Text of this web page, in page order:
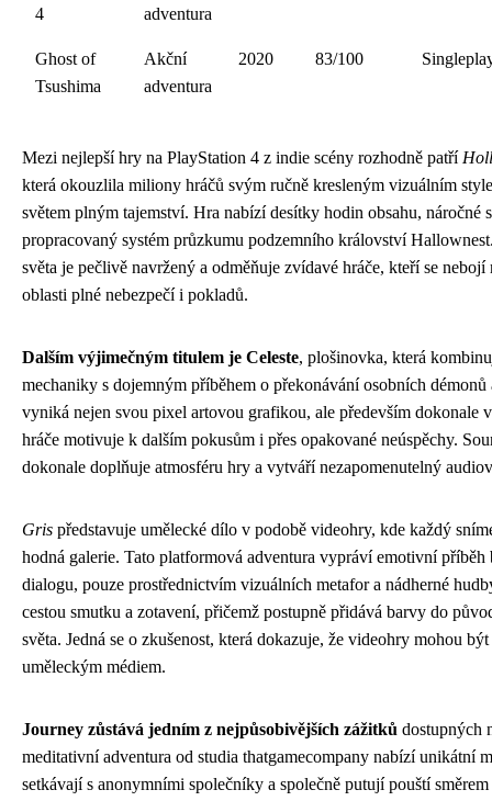
4 adventura
Ghost of
Tsushima
Akční
adventura
2020 83/100
Mezi nejlepší hry na PlayStation 4 z indie scény rozhodně patří
která okouzlila miliony hráčů svým ručně kresleným vizuálním
světem plným tajemství. Hra nabízí desítky hodin obsahu, náročné
propracovaný systém průzkumu podzemního království
světa je pečlivě navržený a odměňuje zvídavé hráče, kteří se
oblasti plné nebezpečí i pokladů.
Dalším výjimečným titulem je Celeste, plošinovka, která
mechaniky s dojemným příběhem o překonávání osobních
vyniká nejen svou pixel artovou grafikou, ale především dokonale
hráče motivuje k dalším pokusům i přes opakované neúspěchy.
dokonale doplňuje atmosféru hry a vytváří nezapomenutelný
Gris představuje umělecké dílo v podobě videohry, kde každý
hodná galerie. Tato platformová adventura vypráví emotivní příběh
dialogu, pouze prostřednictvím vizuálních metafor a nádherné
cestou smutku a zotavení, přičemž postupně přidává barvy do
světa. Jedná se o zkušenost, která dokazuje, že videohry mohou
uměleckým médiem.
Journey zůstává jedním z nejpůsobivějších zážitků dostupných
meditativní adventura od studia thatgamecompany nabízí unikátní
setkávají s anonymními společníky a společně putují pouští